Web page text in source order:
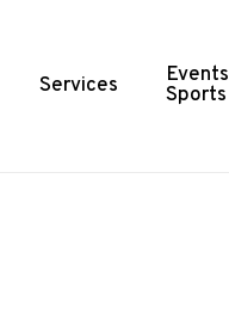
Services Events
Sports